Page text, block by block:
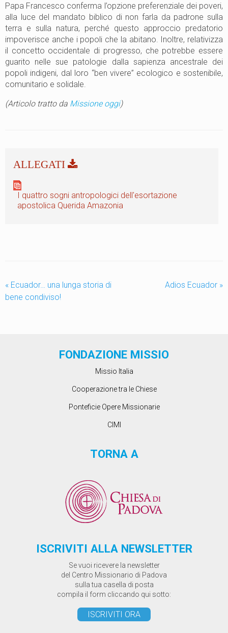
Papa Francesco conferma l’opzione preferenziale dei poveri,
alla luce del mandato biblico di non farla da padrone sulla
terra e sulla natura, perché questo approccio predatorio
impoverisce anche i popoli che la abitano. Inoltre, relativizza
il concetto occidentale di progresso, che potrebbe essere
guarito nelle sue patologie dalla sapienza ancestrale dei
popoli indigeni, dal loro “ben vivere” ecologico e sostenibile,
comunitario e solidale.
(Articolo tratto da Missione oggi)
I quattro sogni antropologici dell'esortazione
apostolica Querida Amazonia
« Ecuador… una lunga storia di
bene condiviso!
Adios Ecuador »
FONDAZIONE MISSIO
Missio Italia
Cooperazione tra le Chiese
Ponteficie Opere Missionarie
CIMI
TORNA A
ISCRIVITI ALLA NEWSLETTER
Se vuoi ricevere la newsletter
del Centro Missionario di Padova
sulla tua casella di posta
compila il form cliccando qui sotto:
ISCRIVITI ORA